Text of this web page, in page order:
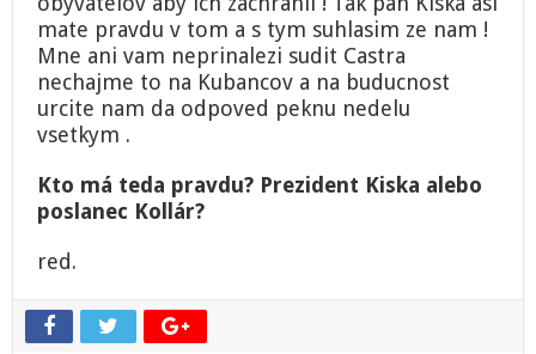
mate pravdu v tom a s tym suhlasim ze nam !
Mne ani vam neprinalezi sudit Castra
nechajme to na Kubancov a na buducnost
urcite nam da odpoved peknu nedelu
vsetkym .
Kto má teda pravdu? Prezident Kiska alebo
poslanec Kollár?
red.